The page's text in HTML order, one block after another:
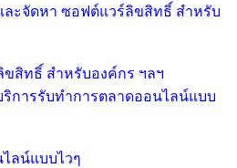
สิทธิ์ สำหรับองค์กร ฯลฯ
ลน์แบบไวๆ